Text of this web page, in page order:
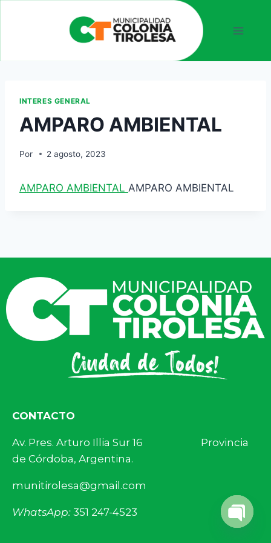
INTERES GENERAL
AMPARO AMBIENTAL
Por 2 agosto, 2023
AMPARO AMBIENTAL AMPARO AMBIENTAL
CONTACTO
Av. Pres. Arturo Illia Sur 16 Provincia
de Córdoba, Argentina.
munitirolesa@gmail.com
WhatsApp: 351 247-4523